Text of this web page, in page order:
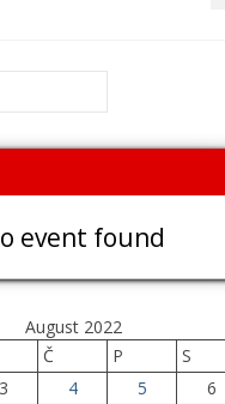
event found
August 2022
Č P S
3 4 5 6